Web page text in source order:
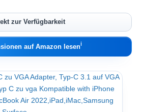
zur Verfügbarkeit
auf Amazon lesenℹ︎